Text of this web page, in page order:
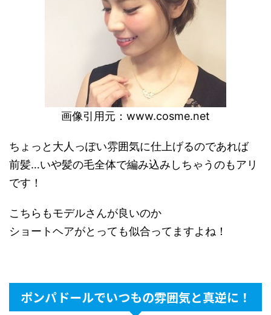
画像引用元： www.cosme.net
ちょっと大人っぽい雰囲気に仕上げるのであれば
前髪…いや髪の毛全体で編み込みしちゃうのもアリ
です！
こちらもモデルさんが良いのか
ショートヘアがとっても似合ってますよね！
ポンパドールでいつもの雰囲気と真逆に！